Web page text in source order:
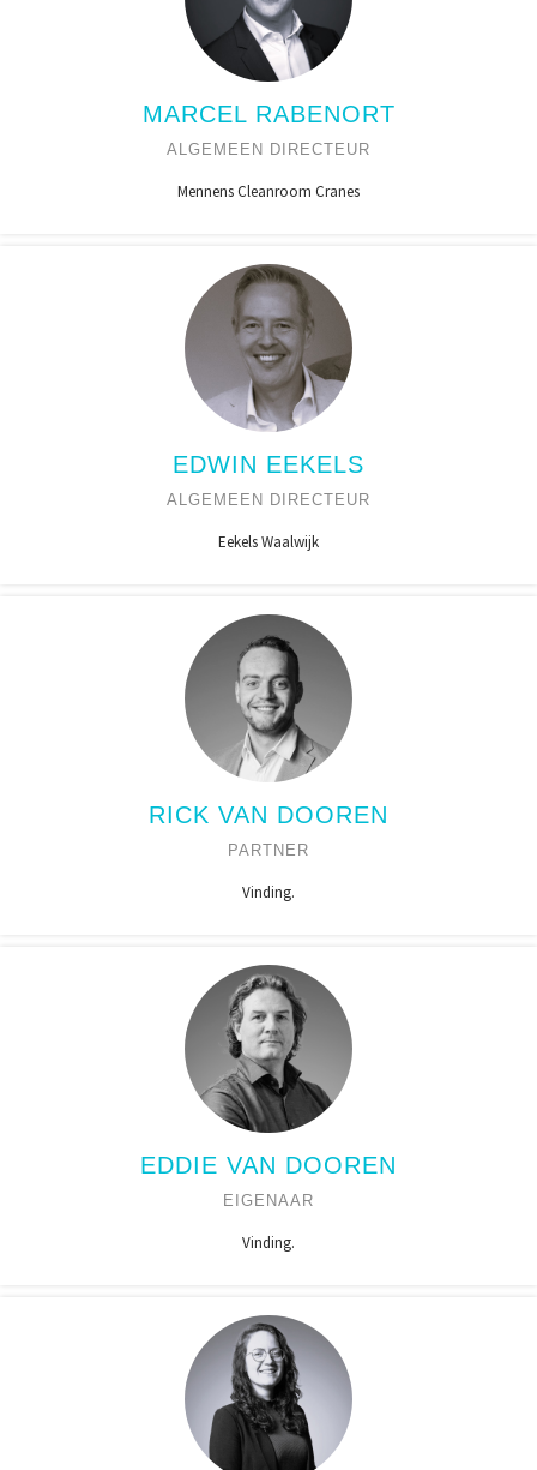
MARCEL RABENORT
ALGEMEEN DIRECTEUR
Mennens Cleanroom Cranes
EDWIN EEKELS
ALGEMEEN DIRECTEUR
Eekels Waalwijk
RICK VAN DOOREN
PARTNER
Vinding.
EDDIE VAN DOOREN
EIGENAAR
Vinding.